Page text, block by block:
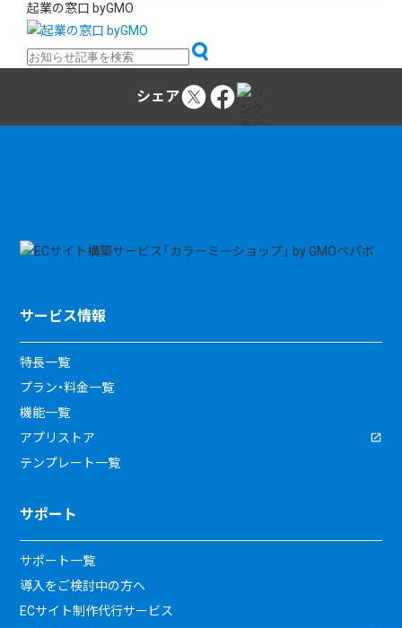
起業の窓口 byGMO
シェア
サービス情報
特長一覧
プラン・料金一覧
機能一覧
アプリストア
テンプレート一覧
サポート
サポート一覧
導入をご検討中の方へ
ECサイト制作代行サービス